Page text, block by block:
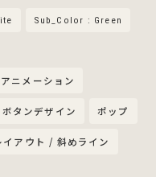
Sub_Color : Green
アニメーション
ボタンデザイン ポップ
イアウト / 斜めライン